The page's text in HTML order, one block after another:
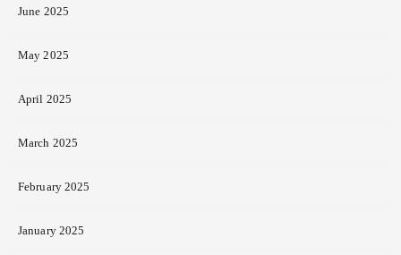
June 2025
May 2025
April 2025
March 2025
February 2025
January 2025